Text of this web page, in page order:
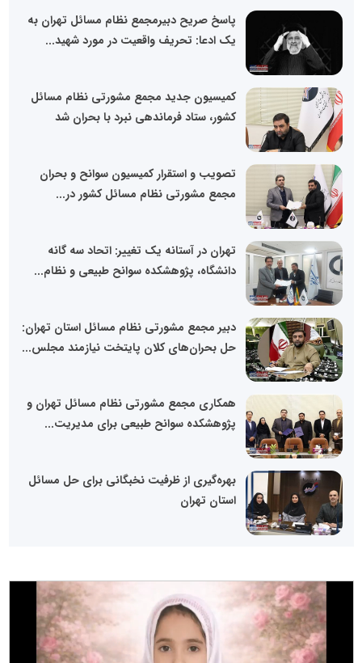
پاسخ صریح دبیرمجمع نظام مسائل تهران به
یک ادعا: تحریف واقعیت در مورد شهید...
کمیسیون جدید مجمع مشورتی نظام مسائل
کشور، ستاد فرماندهی نبرد با بحران شد
تصویب و استقرار کمیسیون سوانح و بحران
مجمع مشورتی نظام مسائل کشور در...
تهران در آستانه یک تغییر: اتحاد سه گانه
دانشگاه، پژوهشکده سوانح طبیعی و نظام...
دبیر مجمع مشورتی نظام مسائل استان تهران:
حل بحران‌های کلان پایتخت نیازمند مجلس...
همکاری مجمع مشورتی نظام مسائل تهران و
پژوهشکده سوانح طبیعی برای مدیریت...
بهره‌گیری از ظرفیت نخبگانی برای حل مسائل
استان تهران